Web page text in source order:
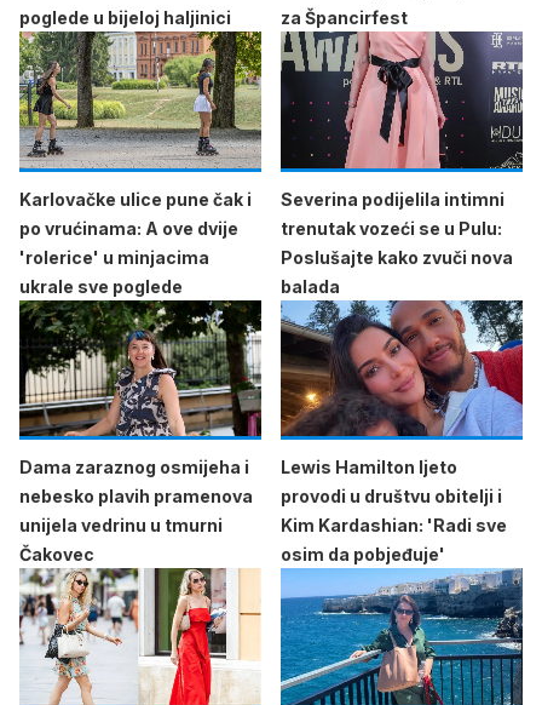
poglede u bijeloj haljinici
za Špancirfest
Karlovačke ulice pune čak i
po vrućinama: A ove dvije
'rolerice' u minjacima
ukrale sve poglede
Severina podijelila intimni
trenutak vozeći se u Pulu:
Poslušajte kako zvuči nova
balada
Dama zaraznog osmijeha i
nebesko plavih pramenova
unijela vedrinu u tmurni
Čakovec
Lewis Hamilton ljeto
provodi u društvu obitelji i
Kim Kardashian: 'Radi sve
osim da pobjeđuje'